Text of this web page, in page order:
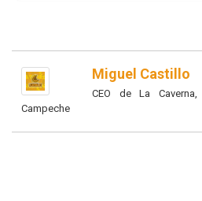
Miguel Castillo
CEO de La
Campeche